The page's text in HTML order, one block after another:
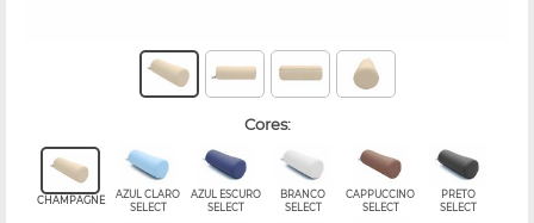
cores:
CHAMPAGNE
AZUL CLARO
SELECT
AZUL ESCURO
SELECT
BRANCO
SELECT
CAPPUCCINO
SELECT
PRETO
SELECT